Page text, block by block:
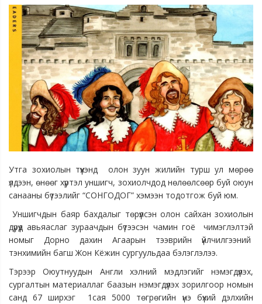
Утга зохиолын түүхэнд олон зуун жилийн турш ул мөрөө
үлдээн, өнөөг хүртэл уншигч, зохиолчдод нөлөөлсөөр буй оюун
санааны бүтээлийг “СОНГОДОГ” хэмээн тодотгож буй юм.
Уншигчдын баяр бахдалыг төрүүлсэн олон сайхан зохиолын
дүрүүд авьяаслаг зураачдын бүтээсэн чамин гоё чимэглэлтэй
номыг Дорно дахин Агаарын тээврийн үйлчилгээний
тэнхимийн багш Жон Кёжин сургуульдаа бэлэглэлээ.
Тэрээр Оюутнуудын Англи хэлний мэдлэгийг нэмэгдүүлэх,
сургалтын материаллаг баазын нэмэгдүүлэх зорилгоор номын
санд 67 ширхэг 1сая 5000 төгрөгийн үнэ бүхий дэлхийн